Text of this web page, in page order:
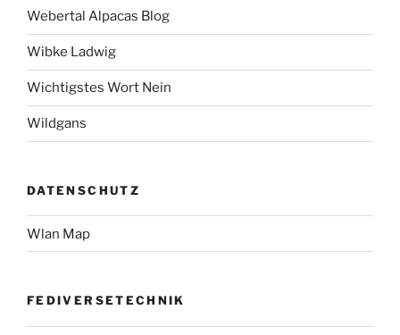
Webertal Alpacas Blog
Wibke Ladwig
Wichtigstes Wort Nein
Wildgans
DATENSCHUTZ
Wlan Map
FEDIVERSETECHNIK